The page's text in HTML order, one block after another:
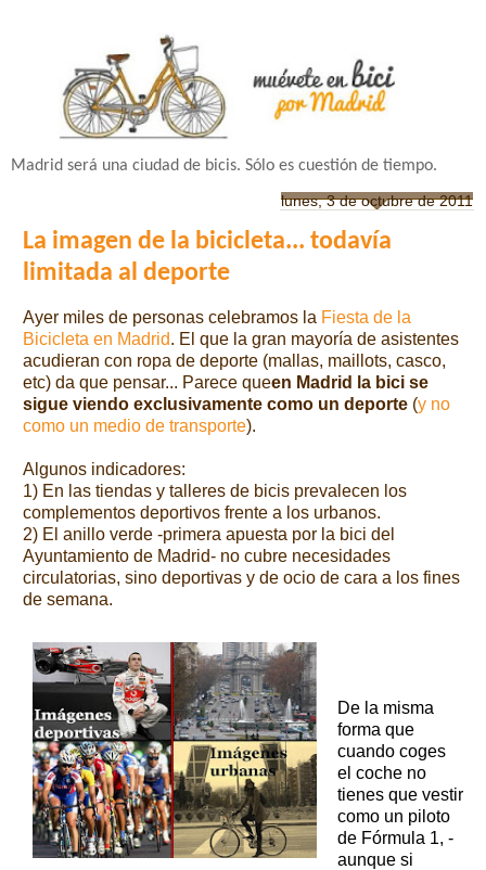
Madrid será una ciudad de bicis. Sólo es cuestión de tiempo.
lunes, 3 de octubre de 2011
La imagen de la bicicleta... todavía
limitada al deporte
Ayer miles de personas celebramos la Fiesta de la
Bicicleta en Madrid. El que la gran mayoría de asistentes
acudieran con ropa de deporte (mallas, maillots, casco,
etc) da que pensar... Parece queen Madrid la bici se
sigue viendo exclusivamente como un deporte (y no
como un medio de transporte).
Algunos indicadores:
1) En las tiendas y talleres de bicis prevalecen los
complementos deportivos frente a los urbanos.
2) El anillo verde -primera apuesta por la bici del
Ayuntamiento de Madrid- no cubre necesidades
circulatorias, sino deportivas y de ocio de cara a los fines
de semana.
De la misma
forma que
cuando coges
el coche no
tienes que vestir
como un piloto
de Fórmula 1, -
aunque si